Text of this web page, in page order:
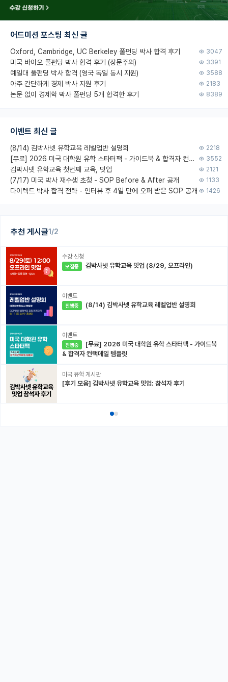
추천 게시글1/2
수강 신청
모집중 김박사넷 유학교육 밋업 (8/29, 오프라인)
이벤트
진행중 (8/14) 김박사넷 유학교육 레벨업반 설명회
이벤트
진행중
& 합격자 컨택메일 템플릿
미국 유학 게시판
[후기 모음] 김박사넷 유학교육 밋업: 참석자 후기
어드미션 포스팅 최신 글
Oxford, Cambridge, UC Berkeley 풀펀딩 박사 합격 후기 3047
미국 바이오 풀펀딩 박사 합격 후기 (장문주의) 3391
예일대 풀펀딩 박사 합격 (영국 독일 동시 지원) 3588
아주 간단하게 경제 박사 지원 후기 2183
논문 없이 경제학 박사 풀펀딩 5개 합격한 후기 8389
이벤트 최신 글
(8/14) 김박사넷 유학교육 레벨업반 설명회 2218
[무료] 2026 미국 대학원 유학 스타터팩 - 가이드북 & 합격자 컨택메일 템플릿 3552
김박사넷 유학교육 첫번째 교육, 밋업 2121
(7/17) 미국 박사 재수생 초청 - SOP Before & After 공개 1133
다이렉트 박사 합격 전략 - 인터뷰 후 4일 만에 오퍼 받은 SOP 공개 1426